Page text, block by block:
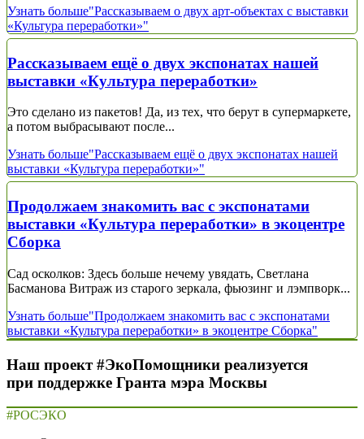
Узнать больше"Рассказываем о двух арт-объектах с выставки
«Культура переработки»"
Рассказываем ещё о двух экспонатах нашей
выставки «Культура переработки»
Это сделано из пакетов! Да, из тех, что берут в супермаркете,
а потом выбрасывают после...
Узнать больше"Рассказываем ещё о двух экспонатах нашей
выставки «Культура переработки»"
Продолжаем знакомить вас с экспонатами
выставки «Культура переработки» в экоцентре
Сборка
Сад осколков: Здесь больше нечему увядать, Светлана
Басманова Витраж из старого зеркала, фьюзинг и лэмпворк...
Узнать больше"Продолжаем знакомить вас с экспонатами
выставки «Культура переработки» в экоцентре Сборка"
Наш проект #ЭкоПомощники реализуется
при поддержке Гранта мэра Москвы
#РОСЭКО